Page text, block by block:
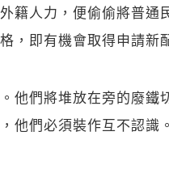
籍人力，便偷偷將普通
，即有機會取得申請新
他們將堆放在旁的廢鐵
他們必須裝作互不認識